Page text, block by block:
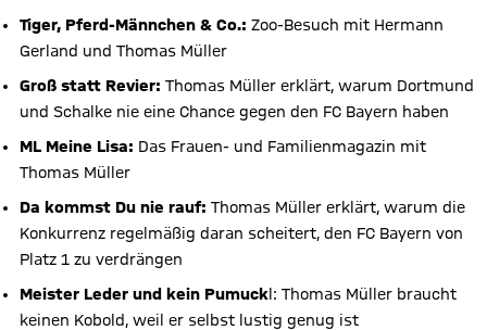
Tiger, Pferd-Männchen & Co.: Zoo-Besuch mit Hermann
Gerland und Thomas Müller
Groß statt Revier: Thomas Müller erklärt, warum Dortmund
und Schalke nie eine Chance gegen den FC Bayern haben
ML Meine Lisa: Das Frauen- und Familienmagazin mit
Thomas Müller
Da kommst Du nie rauf: Thomas Müller erklärt, warum die
Konkurrenz regelmäßig daran scheitert, den FC Bayern von
Platz 1 zu verdrängen
Meister Leder und kein Pumuck l: Thomas Müller braucht
keinen Kobold, weil er selbst lustig genug ist